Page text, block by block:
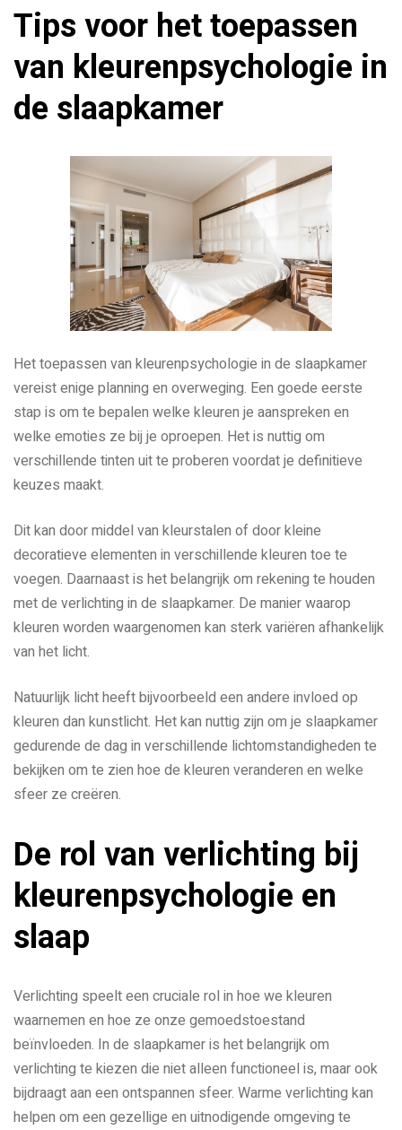
Tips voor het toepassen
van kleurenpsychologie in
de slaapkamer
Het toepassen van kleurenpsychologie in de slaapkamer
vereist enige planning en overweging. Een goede eerste
stap is om te bepalen welke kleuren je aanspreken en
welke emoties ze bij je oproepen. Het is nuttig om
verschillende tinten uit te proberen voordat je definitieve
keuzes maakt.
Dit kan door middel van kleurstalen of door kleine
decoratieve elementen in verschillende kleuren toe te
voegen. Daarnaast is het belangrijk om rekening te houden
met de verlichting in de slaapkamer. De manier waarop
kleuren worden waargenomen kan sterk variëren afhankelijk
van het licht.
Natuurlijk licht heeft bijvoorbeeld een andere invloed op
kleuren dan kunstlicht. Het kan nuttig zijn om je slaapkamer
gedurende de dag in verschillende lichtomstandigheden te
bekijken om te zien hoe de kleuren veranderen en welke
sfeer ze creëren.
De rol van verlichting bij
kleurenpsychologie en
slaap
Verlichting speelt een cruciale rol in hoe we kleuren
waarnemen en hoe ze onze gemoedstoestand
beïnvloeden. In de slaapkamer is het belangrijk om
verlichting te kiezen die niet alleen functioneel is, maar ook
bijdraagt aan een ontspannen sfeer. Warme verlichting kan
helpen om een gezellige en uitnodigende omgeving te